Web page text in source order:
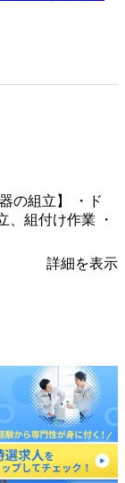
の組立】 ・ド
、組付け作業 ・
詳細を表示